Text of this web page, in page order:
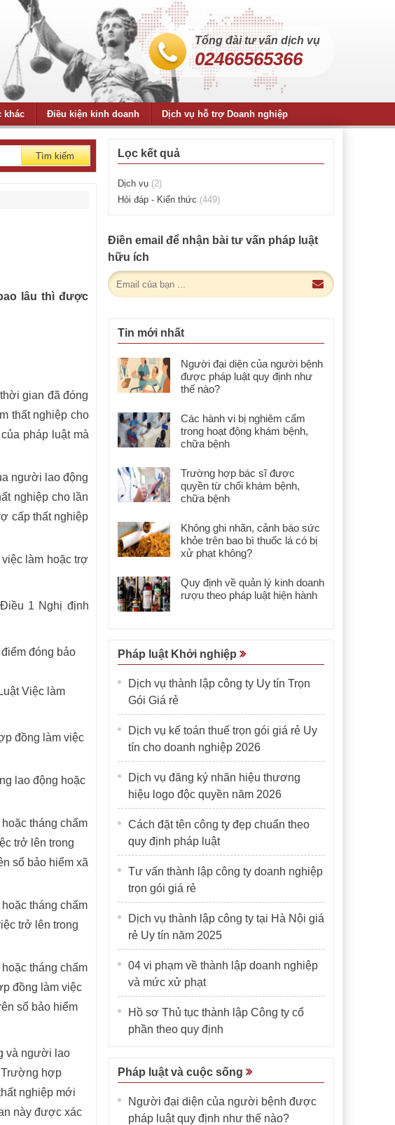
Tổng đài tư vấn dịch vụ
02466565366
khác Điều kiện kinh doanh Dịch vụ hỗ trợ Doanh nghiệp
Tìm kiếm
lâu thì được
gian đã đóng
thất nghiệp cho
pháp luật mà
người lao động
nghiệp cho lần
cấp thất nghiệp
làm hoặc trợ
1 Nghị định
đóng bảo
Việc làm
đồng làm việc
lao động hoặc
tháng chấm
trở lên trong
sổ bảo hiểm xã
tháng chấm
trở lên trong
tháng chấm
đồng làm việc
sổ bảo hiểm
và người lao
hợp
nghiệp mới
này được xác
Lọc kết quả
Dịch vụ (2)
Hỏi đáp - Kiến thức (449)
Điền email để nhận bài tư vấn pháp luật
hữu ích
Tin mới nhất
Người đại diện của người bệnh
được pháp luật quy định như
thế nào?
Các hành vi bị nghiêm cấm
trong hoạt động khám bệnh,
chữa bệnh
Trường hợp bác sĩ được
quyền từ chối khám bệnh,
chữa bệnh
Không ghi nhãn, cảnh báo sức
khỏe trên bao bì thuốc lá có bị
xử phạt không?
Quy định về quản lý kinh doanh
rượu theo pháp luật hiện hành
Pháp luật Khởi nghiệp
Dịch vụ thành lập công ty Uy tín Trọn
Gói Giá rẻ
Dịch vụ kế toán thuế trọn gói giá rẻ Uy
tín cho doanh nghiệp 2026
Dịch vụ đăng ký nhãn hiệu thương
hiệu logo độc quyền năm 2026
Cách đặt tên công ty đẹp chuẩn theo
quy định pháp luật
Tư vấn thành lập công ty doanh nghiệp
trọn gói giá rẻ
Dịch vụ thành lập công ty tại Hà Nội giá
rẻ Uy tín năm 2025
04 vi phạm về thành lập doanh nghiệp
và mức xử phạt
Hồ sơ Thủ tục thành lập Công ty cổ
phần theo quy định
Pháp luật và cuộc sống
Người đại diện của người bệnh được
pháp luật quy định như thế nào?